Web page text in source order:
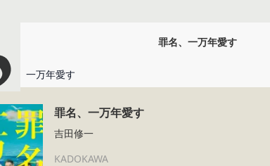
罪名、一万年愛す
罪名、一万年愛す
罪名、一万年愛す
吉田修一
KADOKAWA